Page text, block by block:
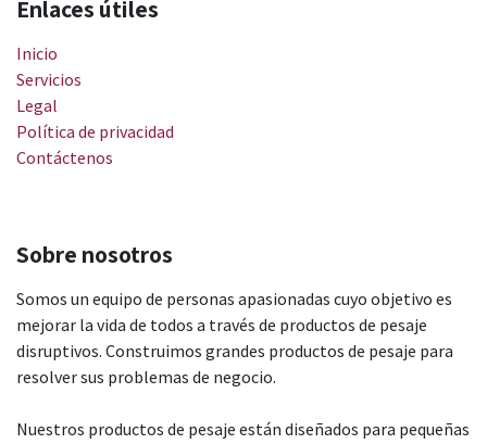
Enlaces útiles
Inicio
Servicios
Legal
Política de privacidad
Contáctenos
Sobre nosotros
Somos un equipo de personas apasionadas cuyo objetivo es
mejorar la vida de todos a través de productos de pesaje
disruptivos. Construimos grandes productos de pesaje para
resolver sus problemas de negocio.
Nuestros productos de pesaje están diseñados para pequeñas